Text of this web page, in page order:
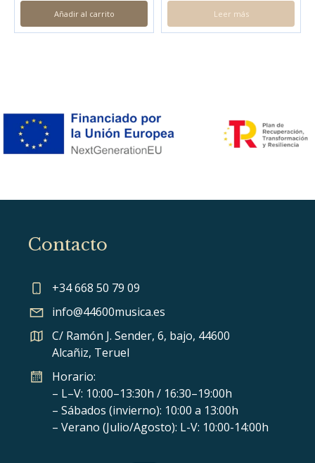
Añadir al carrito Leer más
Contacto
+34 668 50 79 09
info@44600musica.es
C/ Ramón J. Sender, 6, bajo, 44600
Alcañiz, Teruel
Horario:
– L–V: 10:00–13:30h / 16:30–19:00h
– Sábados (invierno): 10:00 a 13:00h
– Verano (Julio/Agosto): L-V: 10:00-14:00h